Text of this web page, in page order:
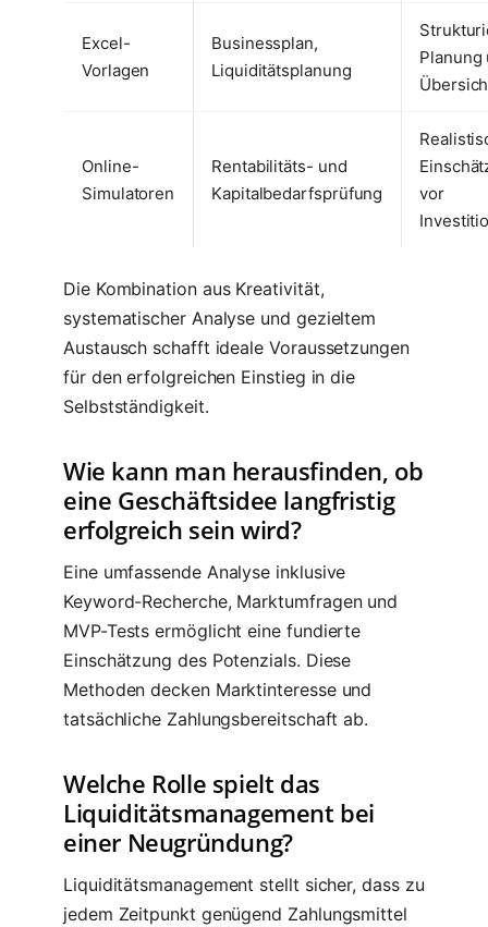
Excel-
Vorlagen
Businessplan,
Liquiditätsplanung
Planung
Online-
Simulatoren
Rentabilitäts- und
Kapitalbedarfsprüfung
vor
Die Kombination aus Kreativität,
systematischer Analyse und gezieltem
Austausch schafft ideale Voraussetzungen
für den erfolgreichen Einstieg in die
Selbstständigkeit.
Wie kann man herausfinden, ob
eine Geschäftsidee langfristig
erfolgreich sein wird?
Eine umfassende Analyse inklusive
Keyword-Recherche, Marktumfragen und
MVP-Tests ermöglicht eine fundierte
Einschätzung des Potenzials. Diese
Methoden decken Marktinteresse und
tatsächliche Zahlungsbereitschaft ab.
Welche Rolle spielt das
Liquiditätsmanagement bei
einer Neugründung?
Liquiditätsmanagement stellt sicher, dass zu
jedem Zeitpunkt genügend Zahlungsmittel